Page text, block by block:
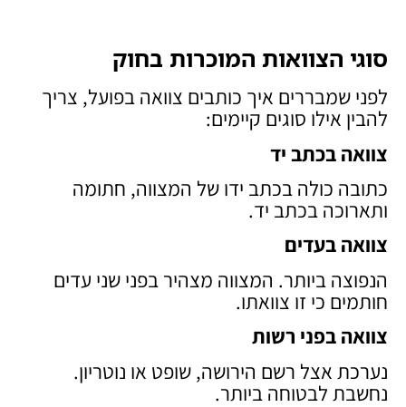
סוגי הצוואות המוכרות בחוק
לפני שמבררים איך כותבים צוואה בפועל, צריך
להבין אילו סוגים קיימים:
צוואה בכתב יד
כתובה כולה בכתב ידו של המצווה, חתומה
ותארוכה בכתב יד.
צוואה בעדים
הנפוצה ביותר. המצווה מצהיר בפני שני עדים
חותמים כי זו צוואתו.
צוואה בפני רשות
נערכת אצל רשם הירושה, שופט או נוטריון.
נחשבת לבטוחה ביותר.